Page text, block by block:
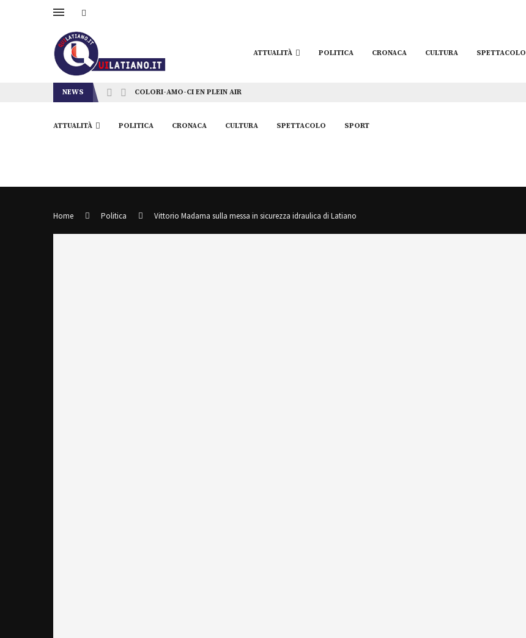
ATTUALITÀ POLITICA CRONACA CULTURA SPETTACOLO
NEWS COLORI-AMO-CI EN PLEIN AIR
ATTUALITÀ POLITICA CRONACA CULTURA SPETTACOLO SPORT
Home Politica Vittorio Madama sulla messa in sicurezza idraulica di Latiano